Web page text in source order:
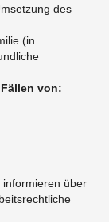
des
(in
von:
informieren über